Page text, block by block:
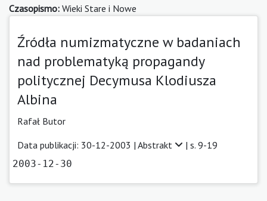
Czasopismo: Wieki Stare i Nowe
Źródła numizmatyczne w badaniach
nad problematyką propagandy
politycznej Decymusa Klodiusza
Albina
Rafał Butor
Data publikacji: 30-12-2003 | Abstrakt | s. 9-19
2003-12-30